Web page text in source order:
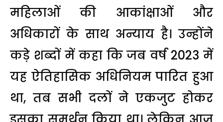
महिलाओं की आकांक्षाओं और
अधिकारों के साथ अन्याय है। उन्होंने
कड़े शब्दों में कहा कि जब वर्ष 2023 में
यह ऐतिहासिक अधिनियम पारित हुआ
था, तब सभी दलों ने एकजुट होकर